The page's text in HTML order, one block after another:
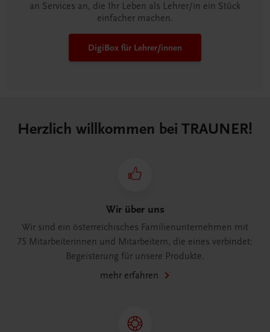
an Services an, die Ihr Leben als Lehrer/in ein Stück
einfacher machen.
DigiBox für Lehrer/innen
Herzlich willkommen bei TRAUNER!
Wir über uns
Wir sind ein österreichisches Familienunternehmen mit
75 Mitarbeiterinnen und Mitarbeitern, die eines verbindet:
Begeisterung für unsere Produkte.
mehr erfahren